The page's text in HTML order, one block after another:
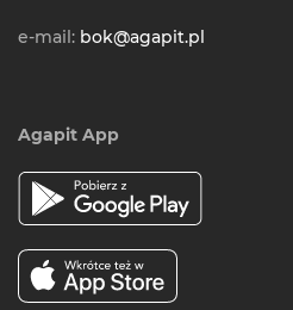
e-mail: bok@agapit.pl
Agapit App